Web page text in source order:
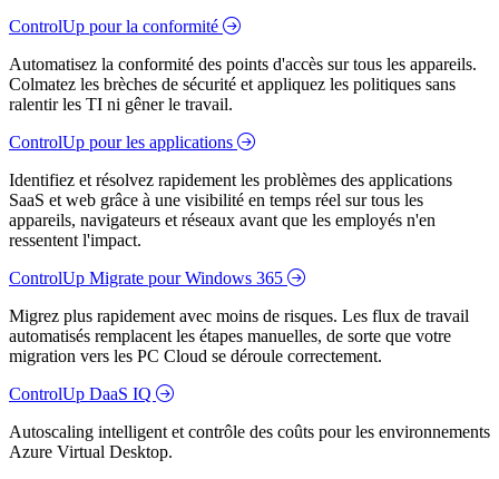
ControlUp pour la conformité
Automatisez la conformité des points d'accès sur tous les appareils.
Colmatez les brèches de sécurité et appliquez les politiques sans
ralentir les TI ni gêner le travail.
ControlUp pour les applications
Identifiez et résolvez rapidement les problèmes des applications
SaaS et web grâce à une visibilité en temps réel sur tous les
appareils, navigateurs et réseaux avant que les employés n'en
ressentent l'impact.
ControlUp Migrate pour Windows 365
Migrez plus rapidement avec moins de risques. Les flux de travail
automatisés remplacent les étapes manuelles, de sorte que votre
migration vers les PC Cloud se déroule correctement.
ControlUp DaaS IQ
Autoscaling intelligent et contrôle des coûts pour les environnements
Azure Virtual Desktop.